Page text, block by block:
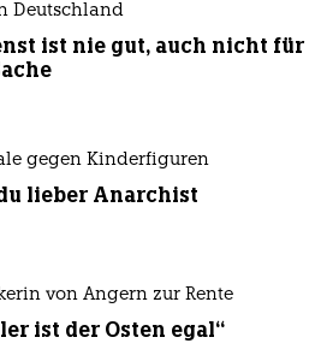
Deutschland
ist nie gut, auch nicht für
gegen Kinderfiguren
lieber Anarchist
von Angern zur Rente
ist der Osten egal“